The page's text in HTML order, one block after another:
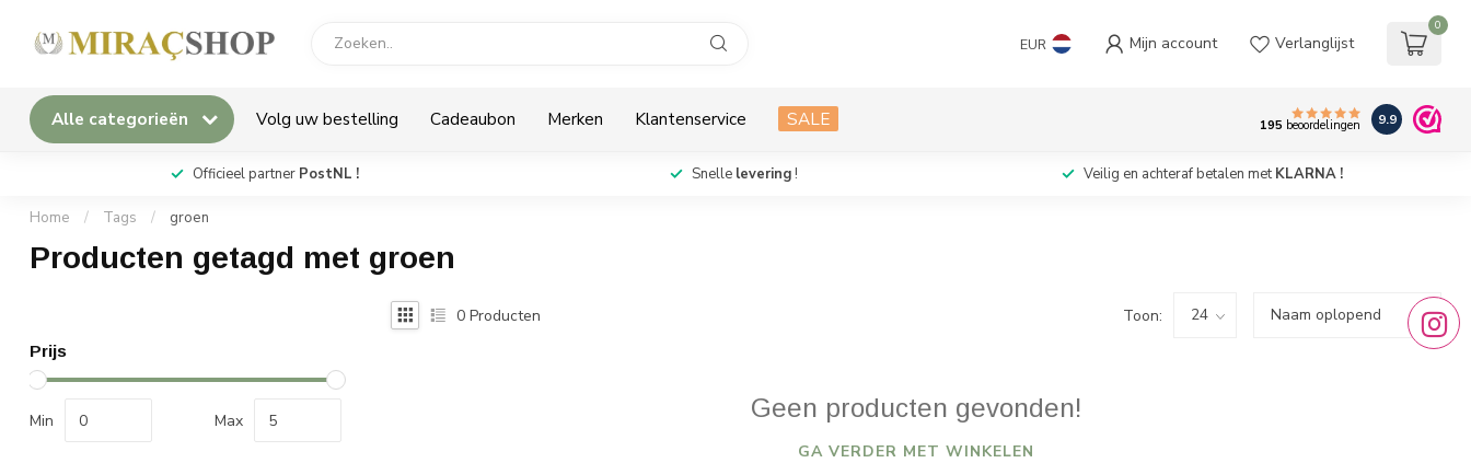
EUR Mijn account Verlanglijst
0
Alle categorieën Volg uw bestelling Cadeaubon Merken Klantenservice SALE 195 beoordelingen 9.9
Officieel partner PostNL ! Snelle levering! Veilig en achteraf betalen met KLARNA !
Home / Tags / groen
Producten getagd met groen
Prijs
Min Max
0 Producten Toon:
Geen producten gevonden!
GA VERDER MET WINKELEN